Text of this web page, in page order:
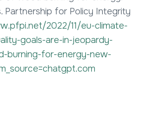
Partnership for Policy Integrity
2022/11/eu-climate-
goals-are-in-jeopardy-
burning-for-energy-new-